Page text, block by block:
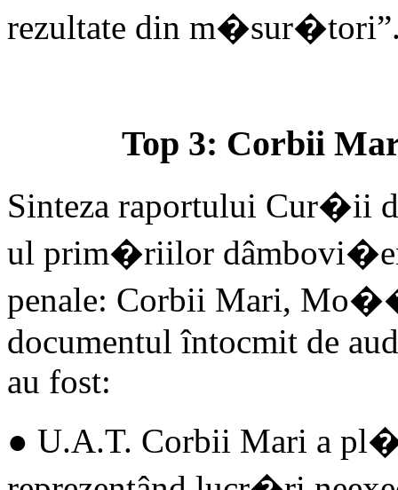
rezultate din
Top 3: Corbii
Sinteza raportului Cur�ii
ul prim�riilor
penale: Corbii Mari,
documentul întocmit de
au fost:
● U.A.T. Corbii Mari a